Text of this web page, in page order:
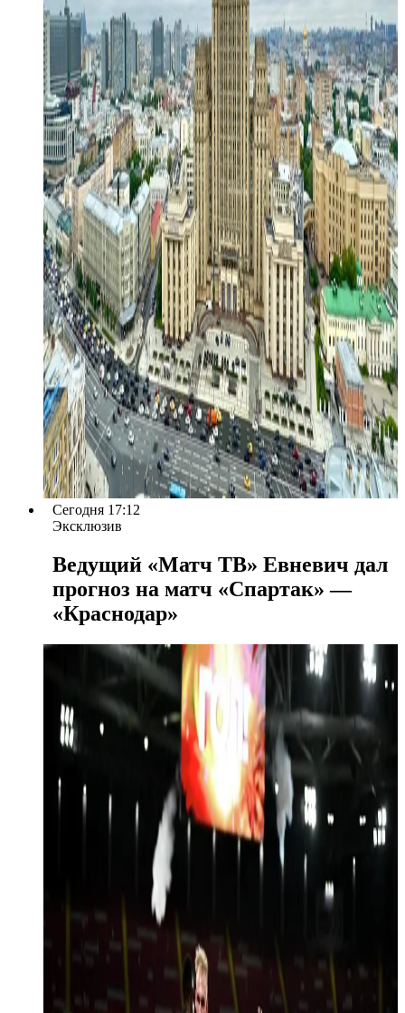
Сегодня 17:12
Эксклюзив
Ведущий «Матч ТВ» Евневич дал
прогноз на матч «Спартак» —
«Краснодар»